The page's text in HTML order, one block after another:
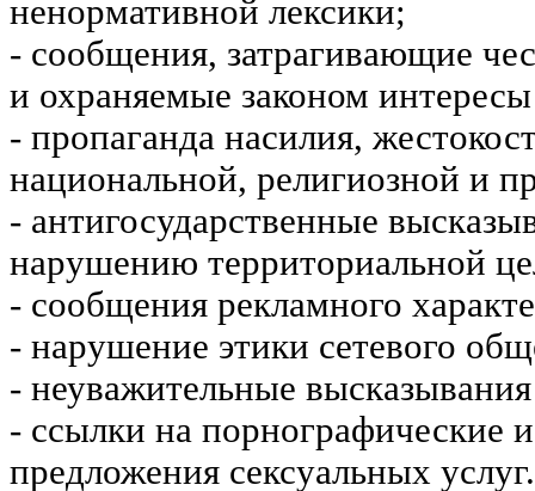
ненормативной лексики;
- сообщения, затрагивающие
и охраняемые законом
- пропаганда насилия,
национальной, религиозной и
- антигосударственные
нарушению территориальной
- сообщения рекламного
- нарушение этики сетевого
- неуважительные
- ссылки на порнографические
предложения сексуальных услуг.